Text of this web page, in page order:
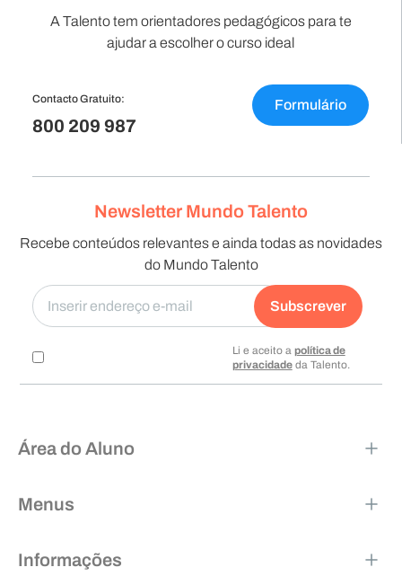
A Talento tem orientadores pedagógicos para te
ajudar a escolher o curso ideal
Contacto Gratuito:
800 209 987
Formulário
Newsletter Mundo Talento
Recebe conteúdos relevantes e ainda todas as novidades
do Mundo Talento
Li e aceito a política de
privacidadeda Talento.
Subscrever
Área do Aluno
Menus
Informações